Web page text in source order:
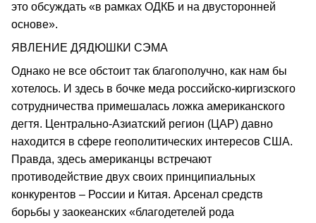
это обсуждать «в рамках ОДКБ и на двусторонней
основе».
ЯВЛЕНИЕ ДЯДЮШКИ СЭМА
Однако не все обстоит так благополучно, как нам бы
хотелось. И здесь в бочке меда российско-киргизского
сотрудничества примешалась ложка американского
дегтя. Центрально-Азиатский регион (ЦАР) давно
находится в сфере геополитических интересов США.
Правда, здесь американцы встречают
противодействие двух своих принципиальных
конкурентов – России и Китая. Арсенал средств
борьбы у заокеанских «благодетелей рода